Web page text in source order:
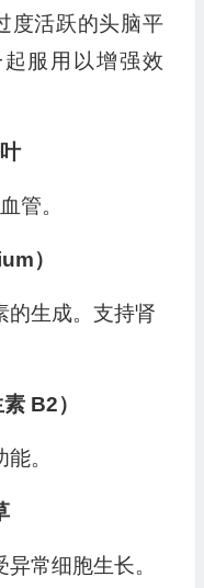
度活跃的头脑平
服用以增强效
管。
）
的生成。支持肾
B2）
。
常细胞生长。